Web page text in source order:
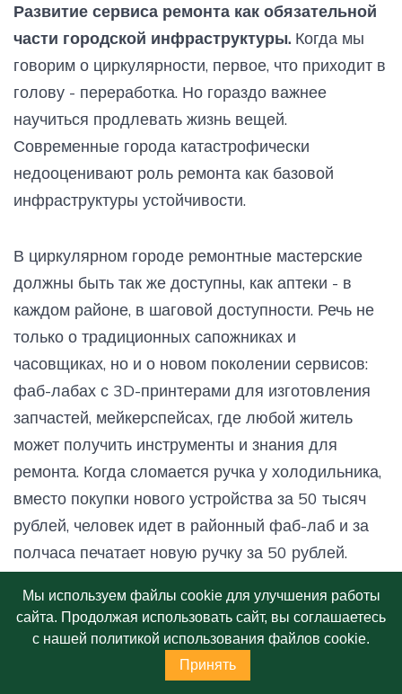
Развитие сервиса ремонта как обязательной
части городской инфраструктуры. Когда мы
говорим о циркулярности, первое, что приходит в
голову - переработка. Но гораздо важнее
научиться продлевать жизнь вещей.
Современные города катастрофически
недооценивают роль ремонта как базовой
инфраструктуры устойчивости.
В циркулярном городе ремонтные мастерские
должны быть так же доступны, как аптеки - в
каждом районе, в шаговой доступности. Речь не
только о традиционных сапожниках и
часовщиках, но и о новом поколении сервисов:
фаб-лабах с 3D-принтерами для изготовления
запчастей, мейкерспейсах, где любой житель
может получить инструменты и знания для
ремонта. Когда сломается ручка у холодильника,
вместо покупки нового устройства за 50 тысяч
рублей, человек идет в районный фаб-лаб и за
полчаса печатает новую ручку за 50 рублей.
Но для этого нужна системная работа с
производителями. Ремонтопригодность должна
стать таким же обязательным качеством товара,
Мы используем файлы cookie для улучшения работы
сайта. Продолжая использовать сайт, вы соглашаетесь
с нашей политикой использования файлов cookie.
Принять